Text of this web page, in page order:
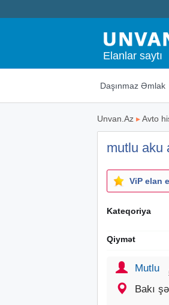
Elanlar saytı
Daşınmaz Əmlak
Unvan.Az ▸Avto
mutlu aku
ViP elan
Kateqoriya
Qiymət
Mutlu
Bakı